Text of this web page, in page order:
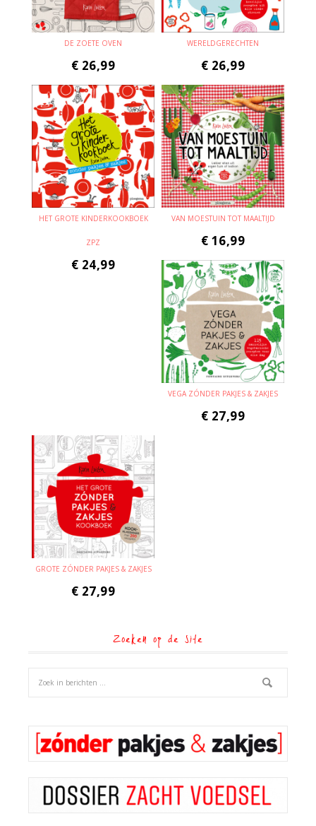
DE ZOETE OVEN
€ 26,99
WERELDGERECHTEN
€ 26,99
HET GROTE KINDERKOOKBOEK
ZPZ
€ 24,99
VAN MOESTUIN TOT MAALTIJD
€ 16,99
VEGA ZÓNDER PAKJES & ZAKJES
€ 27,99
GROTE ZÓNDER PAKJES & ZAKJES
€ 27,99
Zoeken op de site